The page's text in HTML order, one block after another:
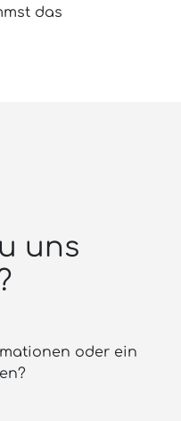
das
uns
oder ein